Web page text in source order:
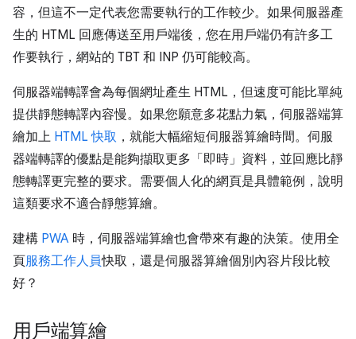
容，但這不一定代表您需要執行的工作較少。如果伺服器產
生的 HTML 回應傳送至用戶端後，您在用戶端仍有許多工
作要執行，網站的 TBT 和 INP 仍可能較高。
伺服器端轉譯會為每個網址產生 HTML，但速度可能比單純
提供靜態轉譯內容慢。如果您願意多花點力氣，伺服器端算
繪加上 HTML 快取 ，就能大幅縮短伺服器算繪時間。伺服
器端轉譯的優點是能夠擷取更多「即時」資料，並回應比靜
態轉譯更完整的要求。需要個人化的網頁是具體範例，說明
這類要求不適合靜態算繪。
建構 PWA 時，伺服器端算繪也會帶來有趣的決策。使用全
頁服務工作人員快取，還是伺服器算繪個別內容片段比較
好？
用戶端算繪